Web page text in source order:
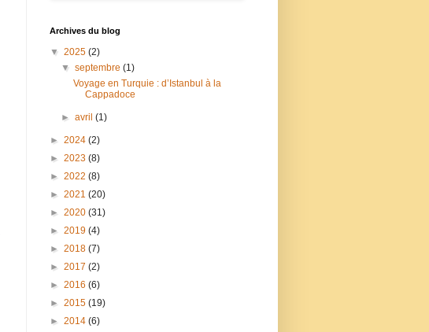
Archives du blog
▼ 2025 (2)
▼septembre(1)
Voyage en Turquie : d’Istanbul à la
Cappadoce
►avril(1)
► 2024 (2)
► 2023 (8)
► 2022 (8)
► 2021 (20)
► 2020 (31)
► 2019 (4)
► 2018 (7)
► 2017 (2)
► 2016 (6)
► 2015 (19)
► 2014 (6)